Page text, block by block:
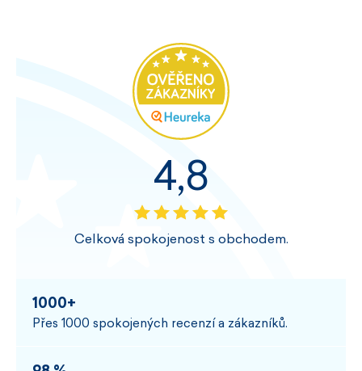
4,8
Celková spokojenost s obchodem.
1000+
Přes 1000 spokojených recenzí a zákazníků.